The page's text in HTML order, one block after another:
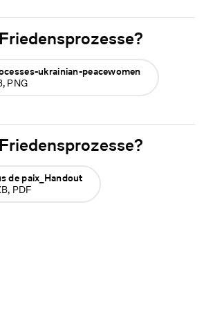
ukrainian-peacewomen
PNG
de paix_Handout
PDF